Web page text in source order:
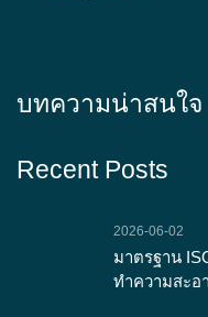
บทความน่าสนใจ
Recent Posts
2026-06-02
มาตรฐาน
ทำความสะอ